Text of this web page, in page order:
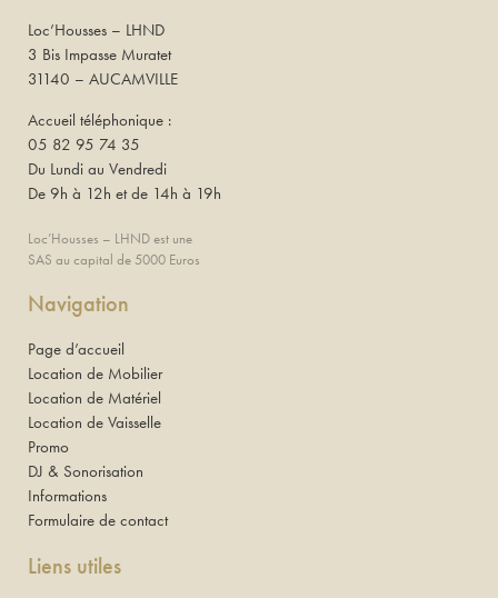
Loc’Housses – LHND
3 Bis Impasse Muratet
31140 – AUCAMVILLE
Accueil téléphonique :
05 82 95 74 35
Du Lundi au Vendredi
De 9h à 12h et de 14h à 19h
Loc’Housses – LHND est une
SAS au capital de 5000 Euros
Navigation
Page d’accueil
Location de Mobilier
Location de Matériel
Location de Vaisselle
Promo
DJ & Sonorisation
Informations
Formulaire de contact
Liens utiles